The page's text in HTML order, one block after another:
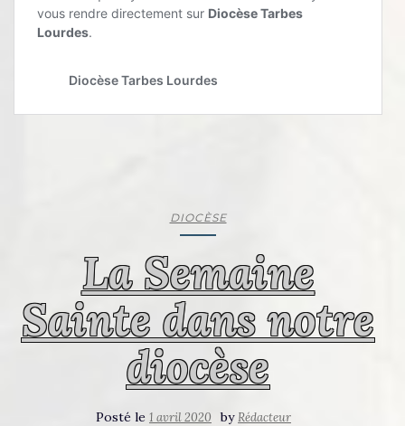
DIOCÈSE
La Semaine
Sainte dans notre
diocèse
Posté le 1 avril 2020 byRédacteur